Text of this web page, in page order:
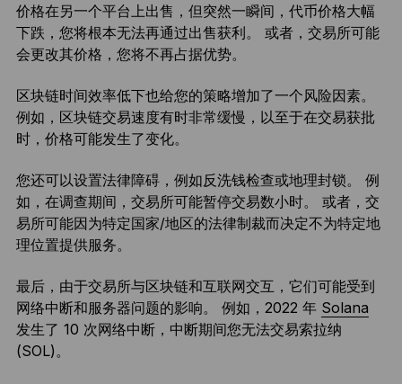
价格在另一个平台上出售，但突然一瞬间，代币价格大幅
下跌，您将根本无法再通过出售获利。 或者，交易所可能
会更改其价格，您将不再占据优势。
区块链时间效率低下也给您的策略增加了一个风险因素。
例如，区块链交易速度有时非常缓慢，以至于在交易获批
时，价格可能发生了变化。
您还可以设置法律障碍，例如反洗钱检查或地理封锁。 例
如，在调查期间，交易所可能暂停交易数小时。 或者，交
易所可能因为特定国家/地区的法律制裁而决定不为特定地
理位置提供服务。
最后，由于交易所与区块链和互联网交互，它们可能受到
网络中断和服务器问题的影响。 例如，2022 年 Solana
发生了 10 次网络中断，中断期间您无法交易索拉纳
(SOL)。